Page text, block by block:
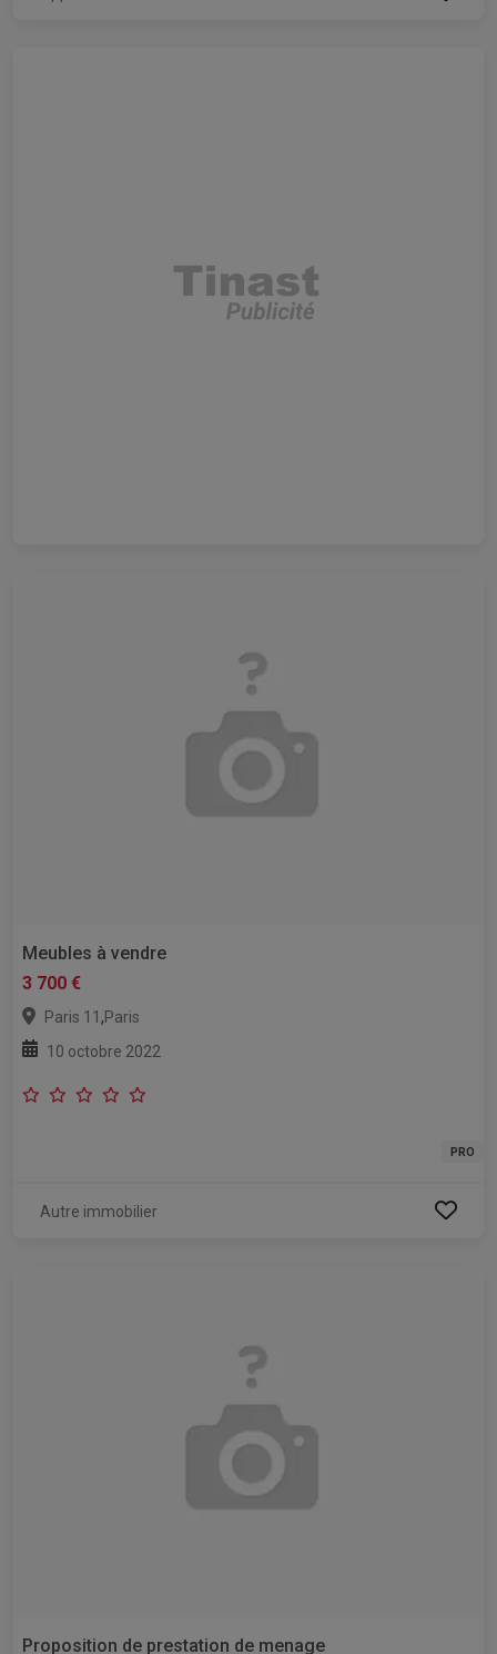
Meubles à vendre
3 700 €
Paris 11 ,Paris
10 octobre 2022
PRO
Autre immobilier
Proposition de prestation de menage